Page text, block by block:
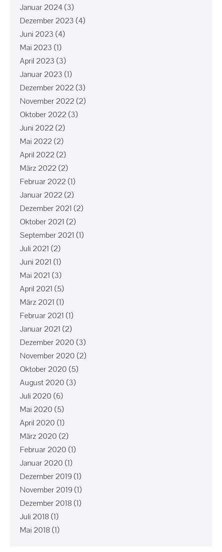
Januar 2024(3)
Dezember 2023 (4)
Juni 2023 (4)
Mai 2023 (1)
April 2023 (3)
Januar 2023 (1)
Dezember 2022 (3)
November 2022 (2)
Oktober 2022 (3)
Juni 2022 (2)
Mai 2022 (2)
April 2022 (2)
März 2022 (2)
Februar 2022 (1)
Januar 2022 (2)
Dezember 2021 (2)
Oktober 2021 (2)
September 2021 (1)
Juli 2021 (2)
Juni 2021 (1)
Mai 2021 (3)
April 2021 (5)
März 2021 (1)
Februar 2021 (1)
Januar 2021 (2)
Dezember 2020 (3)
November 2020 (2)
Oktober 2020 (5)
August 2020 (3)
Juli 2020 (6)
Mai 2020 (5)
April 2020 (1)
März 2020 (2)
Februar 2020 (1)
Januar 2020 (1)
Dezember 2019(1)
November 2019(1)
Dezember 2018(1)
Juli 2018(1)
Mai 2018(1)